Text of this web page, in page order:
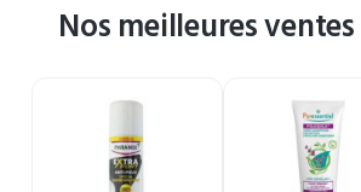
Nos meilleures